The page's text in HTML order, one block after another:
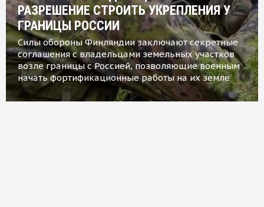
РАЗРЕШЕНИЕ СТРОИТЬ УКРЕПЛЕНИЯ У
ГРАНИЦЫ РОССИИ
Силы обороны Финляндии заключают секретные
соглашения с владельцами земельных участков
возле границы с Россией, позволяющие военным
начать фортификационные работы на их земле